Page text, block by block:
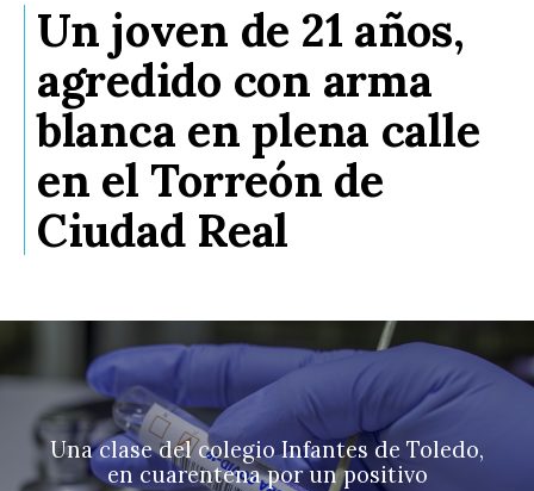
Un joven de 21 años,
agredido con arma
blanca en plena calle
en el Torreón de
Ciudad Real
Una clase del colegio Infantes de Toledo,
en cuarentena por un positivo